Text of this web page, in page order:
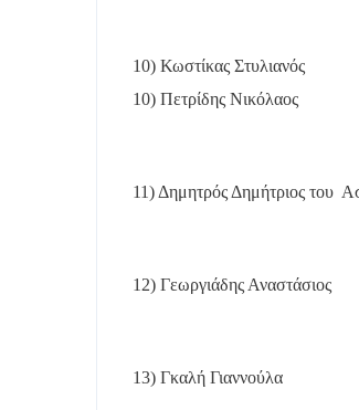
10) Κωστίκας Στυλιανός
10) Πετρίδης Νικόλαος
11) Δημητρός Δημήτριος του
12) Γεωργιάδης Αναστάσιος
13) Γκαλή Γιαννούλα